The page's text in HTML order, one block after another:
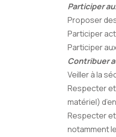
Participer
Proposer
Participer
Participer
Contribuer
Veiller à la
Respecter et
matériel)
Respecter
notamment